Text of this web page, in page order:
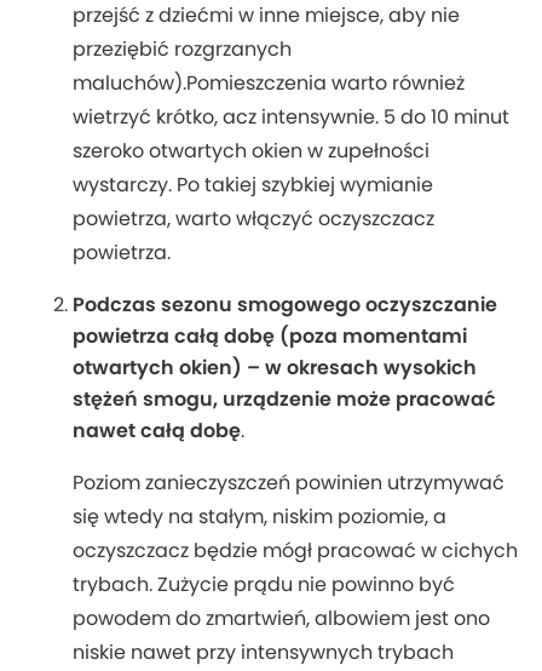
przejść z dziećmi w inne miejsce, aby nie
przeziębić rozgrzanych
maluchów).Pomieszczenia warto również
wietrzyć krótko, acz intensywnie. 5 do 10 minut
szeroko otwartych okien w zupełności
wystarczy. Po takiej szybkiej wymianie
powietrza, warto włączyć oczyszczacz
powietrza.
Podczas sezonu smogowego oczyszczanie
powietrza całą dobę (poza momentami
otwartych okien) – w okresach wysokich
stężeń smogu, urządzenie może pracować
nawet całą dobę.
Poziom zanieczyszczeń powinien utrzymywać
się wtedy na stałym, niskim poziomie, a
oczyszczacz będzie mógł pracować w cichych
trybach. Zużycie prądu nie powinno być
powodem do zmartwień, albowiem jest ono
niskie nawet przy intensywnych trybach